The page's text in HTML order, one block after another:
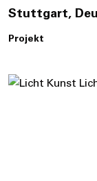
Stuttgart,
Projekt